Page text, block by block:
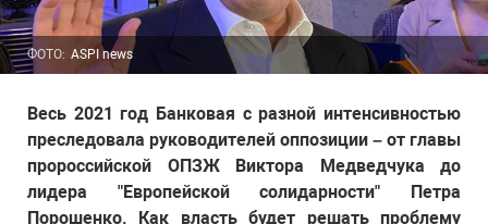
ФОТО: ASPI news
Весь 2021 год Банковая с разной интенсивностью
преследовала руководителей оппозиции – от главы
пророссийской ОПЗЖ Виктора Медведчука до
лидера "Европейской солидарности" Петра
Порошенко. Как власть будет решать проблему